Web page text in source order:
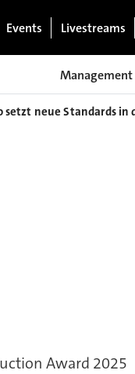
Events Livestreams
Management
setzt neue Standards in
Award 2025